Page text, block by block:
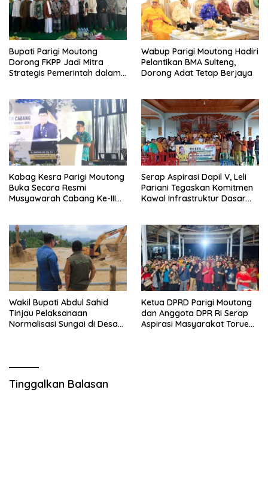
Bupati Parigi Moutong
Dorong FKPP Jadi Mitra
Strategis Pemerintah dalam
Wabup Parigi Moutong Hadiri
Pelantikan BMA Sulteng,
Dorong Adat Tetap Berjaya
Kabag Kesra Parigi Moutong
Buka Secara Resmi
Musyawarah Cabang Ke-III
Serap Aspirasi Dapil V, Leli
Pariani Tegaskan Komitmen
Kawal Infrastruktur Dasar
Wakil Bupati Abdul Sahid
Tinjau Pelaksanaan
Normalisasi Sungai di Desa
Ketua DPRD Parigi Moutong
dan Anggota DPR RI Serap
Aspirasi Masyarakat Torue
Tinggalkan Balasan